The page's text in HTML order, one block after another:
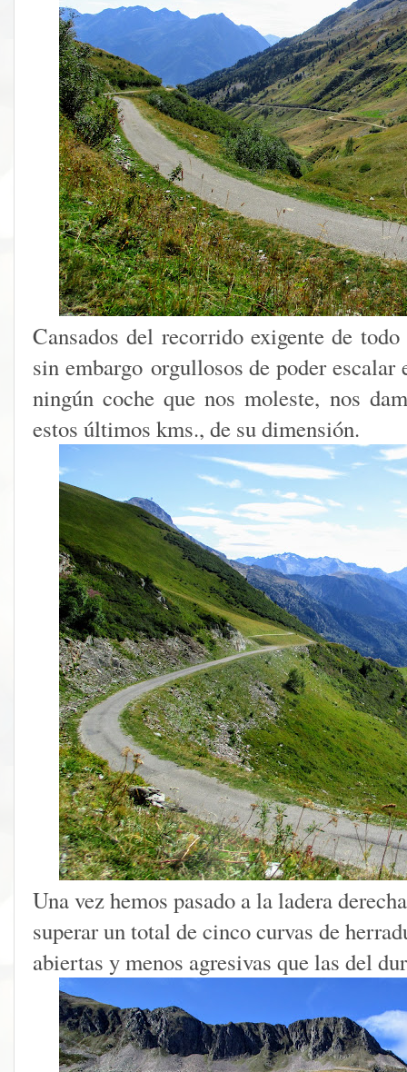
Cansados del recorrido exigente de
sin embargo orgullosos de poder
ningún coche que nos moleste, nos
estos últimos kms., de su dimensión.
Una vez hemos pasado a la ladera
superar un total de cinco curvas de
abiertas y menos agresivas que las del